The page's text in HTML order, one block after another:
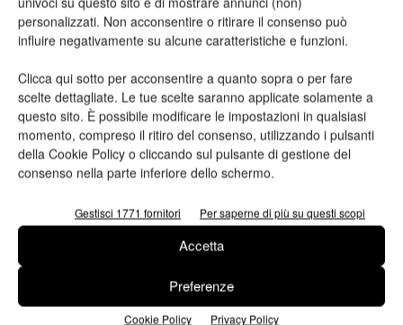
personalizzati. Non acconsentire o ritirare il consenso può
influire negativamente su alcune caratteristiche e funzioni.
Clicca qui sotto per acconsentire a quanto sopra o per fare
scelte dettagliate. Le tue scelte saranno applicate solamente a
questo sito. È possibile modificare le impostazioni in qualsiasi
momento, compreso il ritiro del consenso, utilizzando i pulsanti
della Cookie Policy o cliccando sul pulsante di gestione del
consenso nella parte inferiore dello schermo.
Gestisci 1771 fornitori Per saperne di più su questi scopi
Accetta
Preferenze
Cookie Policy Privacy Policy
n.2 - Giugno 2026 n.1 - Maggio 2026 n.6 - Dicembre 2025
Edicola Web
Iscriviti alla newsletter